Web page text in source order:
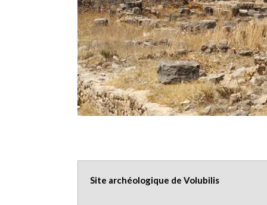
Site archéologique de Volubilis